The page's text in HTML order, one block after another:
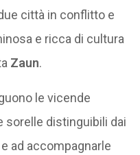
città in conflitto e
e ricca di cultura
Zaun.
le vicende
sorelle distinguibili dai
ad accompagnarle